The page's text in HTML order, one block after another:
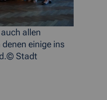
allen
einige ins
Stadt